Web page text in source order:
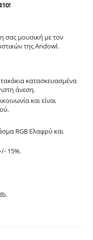
σας μουσική με τον
της Andowl.
κατασκευασμένα
άνεση.
και είναι
RGB Ελαφρύ και
15%.